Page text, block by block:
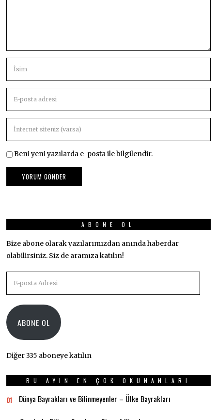
Beni yeni yazılarda e-posta ile bilgilendir.
ABONE OL
Bize abone olarak yazılarımızdan anında haberdar
olabilirsiniz. Siz de aramıza katılın!
posta
ABONE OL
Diğer 335 aboneye katılın
BU AYIN EN ÇOK OKUNANLARI
01 Dünya Bayrakları ve Bilinmeyenler – Ülke Bayrakları